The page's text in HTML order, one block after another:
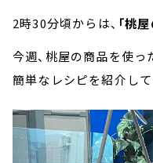
2時30分頃からは、 「桃
今週、桃屋の商品を使っ
簡単なレシピを紹介して